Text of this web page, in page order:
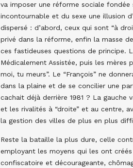
va imposer une réforme sociale fondée
incontournable et du sexe une illusion
dispersé : d’abord, ceux qui sont “à
privé dans la réforme, enfin la masse
ces fastideuses questions de principe.
Médicalement Assistée, puis les mères
moi, tu meurs”. Le “François” ne
dans la plaine et de se concilier une
cachait déjà derrière 1981 ? La
et les rivalités à “droite” et au centre,
la gestion des villes de plus en plus
Reste la bataille la plus dure, celle
employant les moyens qui les ont
confiscatoire et décourageante,